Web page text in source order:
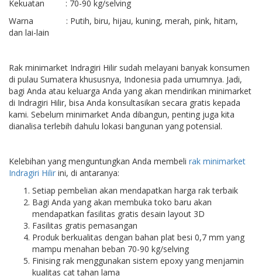
Kekuatan : 70-90 kg/selving
Warna : Putih, biru, hijau, kuning, merah, pink, hitam,
dan lai-lain
Rak minimarket Indragiri Hilir sudah melayani banyak konsumen
di pulau Sumatera khususnya, Indonesia pada umumnya. Jadi,
bagi Anda atau keluarga Anda yang akan mendirikan minimarket
di Indragiri Hilir, bisa Anda konsultasikan secara gratis kepada
kami. Sebelum minimarket Anda dibangun, penting juga kita
dianalisa terlebih dahulu lokasi bangunan yang potensial.
Kelebihan yang menguntungkan Anda membeli rak minimarket
Indragiri Hilir ini, di antaranya:
Setiap pembelian akan mendapatkan harga rak terbaik
Bagi Anda yang akan membuka toko baru akan
mendapatkan fasilitas gratis desain layout 3D
Fasilitas gratis pemasangan
Produk berkualitas dengan bahan plat besi 0,7 mm yang
mampu menahan beban 70-90 kg/selving
Finising rak menggunakan sistem epoxy yang menjamin
kualitas cat tahan lama